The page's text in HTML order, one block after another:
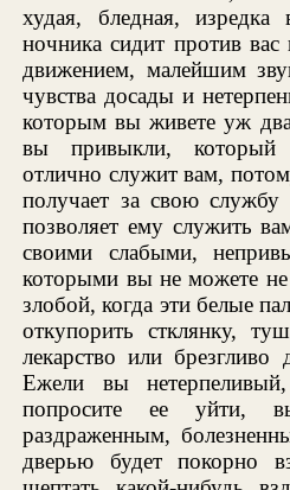
худая, бледная, изредка
ночника сидит против
движением, малейшим
чувства досады и
которым вы живете уж
вы привыкли, который
отлично служит вам,
получает за свою
позволяет ему служить
своими слабыми,
которыми вы не можете не
злобой, когда эти белые
откупорить стклянку,
лекарство или брезгливо
Ежели вы
попросите ее уйти,
раздраженным,
дверью будет покорно